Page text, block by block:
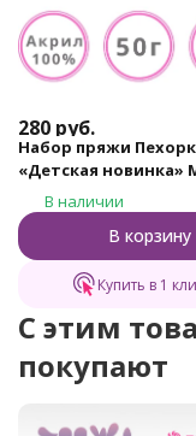
280 руб.
Набор пряжи
«Детская новинка»
В наличии
В корзину
Купить в 1
C этим
покупают